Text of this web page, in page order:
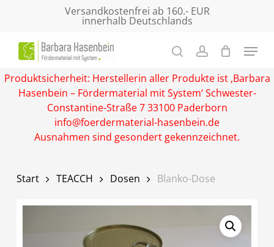
content
Versandkostenfrei ab 160.- EUR
innerhalb Deutschlands
Produktsicherheit: Herstellerin aller Produkte ist ‚Barbara
Hasenbein – Fördermaterial mit System‘ Schwester-
Constantine-Straße 7 33100 Paderborn
info@foerdermaterial-hasenbein.de
Ausnahmen sind gesondert gekennzeichnet.
Start TEACCH Dosen Blanko-Dose
Menu